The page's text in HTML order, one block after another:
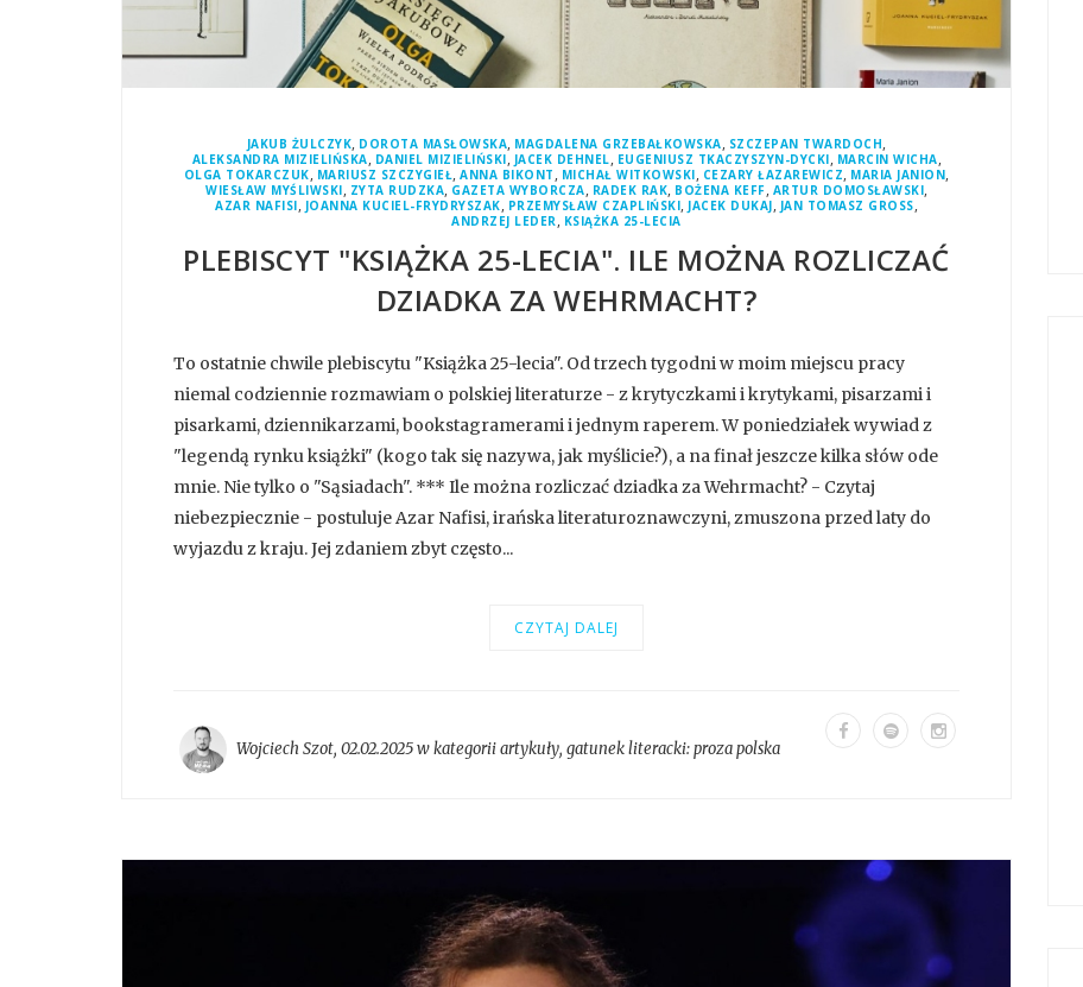
JAKUB ŻULCZYK, DOROTA MASŁOWSKA, MAGDALENA GRZEBAŁKOWSKA, SZCZEPAN TWARDOCH,
ALEKSANDRA MIZIELIŃSKA, DANIEL MIZIELIŃSKI, JACEK DEHNEL, EUGENIUSZ TKACZYSZYN-DYCKI, MARCIN WICHA,
OLGA TOKARCZUK, MARIUSZ SZCZYGIEŁ,ANNA BIKONT , MICHAŁ WITKOWSKI, CEZARY ŁAZAREWICZ, MARIA JANION,
WIESŁAW MYŚLIWSKI, ZYTA RUDZKA, GAZETA WYBORCZA, RADEK RAK, BOŻENA KEFF, ARTUR DOMOSŁAWSKI,
AZAR NAFISI, JOANNA KUCIEL-FRYDRYSZAK, PRZEMYSŁAW CZAPLIŃSKI, JACEK DUKAJ, JAN TOMASZ GROSS,
ANDRZEJ LEDER, KSIĄŻKA 25-LECIA
PLEBISCYT "KSIĄŻKA 25-LECIA". ILE MOŻNA ROZLICZAĆ
DZIADKA ZA WEHRMACHT?
To ostatnie chwile plebiscytu "Książka 25-lecia". Od trzech tygodni w moim miejscu pracy
niemal codziennie rozmawiam o polskiej literaturze - z krytyczkami i krytykami, pisarzami i
pisarkami, dziennikarzami, bookstagramerami i jednym raperem. W poniedziałek wywiad z
"legendą rynku książki" (kogo tak się nazywa, jak myślicie?), a na finał jeszcze kilka słów ode
mnie. Nie tylko o "Sąsiadach". *** Ile można rozliczać dziadka za Wehrmacht? - Czytaj
niebezpiecznie - postuluje Azar Nafisi, irańska literaturoznawczyni, zmuszona przed laty do
wyjazdu z kraju. Jej zdaniem zbyt często...
CZYTAJ DALEJ
Wojciech Szot, 02.02.2025 w kategoriiartykuły, gatunek literacki:proza polska